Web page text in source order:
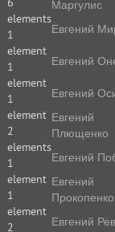
elements
1
element
1
element
1
element
2
elements
1
element
1
element
2
Маргулис
Евгений
Евгений
Евгений
Евгений
Плющенко
Евгений
Евгений
Прокопенко
Евгений